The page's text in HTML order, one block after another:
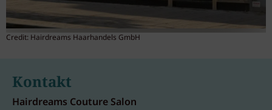
Credit: Hairdreams Haarhandels GmbH
Kontakt
Hairdreams Couture Salon